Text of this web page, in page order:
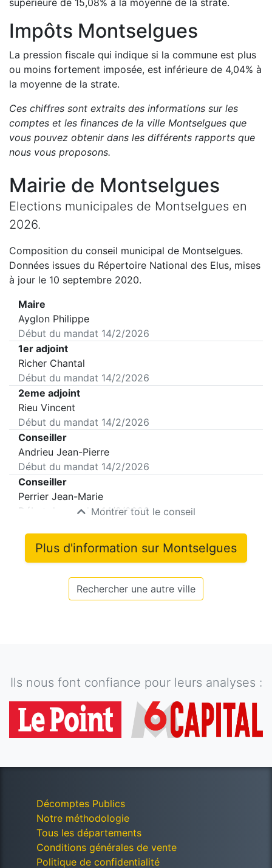
supérieure de 15,08% à la moyenne de la strate.
Impôts Montselgues
La pression fiscale qui indique si la commune est plus
ou moins fortement imposée, est inférieure de 4,04% à
la moyenne de la strate.
Ces chiffres sont extraits des informations sur les
comptes et les finances de la ville Montselgues que
vous pouvez obtenir dans les différents rapports que
nous vous proposons.
Mairie de Montselgues
Elections municipales de Montselgues en
2026.
Composition du conseil municipal de Montselgues.
Données issues du Répertoire National des Elus, mises
à jour le 10 septembre 2020.
Maire
Ayglon Philippe
Début du mandat 14/2/2026
1er adjoint
Richer Chantal
Début du mandat 14/2/2026
2eme adjoint
Rieu Vincent
Début du mandat 14/2/2026
Conseiller
Andrieu Jean-Pierre
Début du mandat 14/2/2026
Conseiller
Perrier Jean-Marie
Début du mandat14/2/2026
Montrer tout le conseil
Plus d'information sur Montselgues
Rechercher une autre ville
Ils nous font confiance pour leurs analyses :
Décomptes Publics
Notre méthodologie
Tous les départements
Conditions générales de vente
Politique de confidentialité